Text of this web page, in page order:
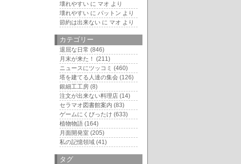
壊れやすい に マオ より
壊れやすい に パットン より
節約は出来ない に マオ より
カテゴリー
退屈な日常 (846)
月末が来た！ (211)
ニュースにツッコミ (460)
塔を建てる人達の集会 (126)
銀細工工房 (8)
注文が出来ない料理店 (14)
セラマオ図書館案内 (83)
ゲームにくびったけ (633)
植物物語 (164)
月面開発室 (205)
私の記憶領域 (41)
タグ